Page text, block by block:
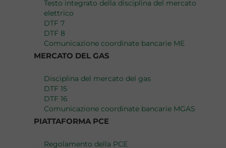
Testo integrato della disciplina del mercato
elettrico
DTF 7
DTF 8
Comunicazione coordinate bancarie ME
MERCATO DEL GAS
Disciplina del mercato del gas
DTF 15
DTF 16
Comunicazione coordinate bancarie MGAS
PIATTAFORMA PCE
Regolamento della PCE